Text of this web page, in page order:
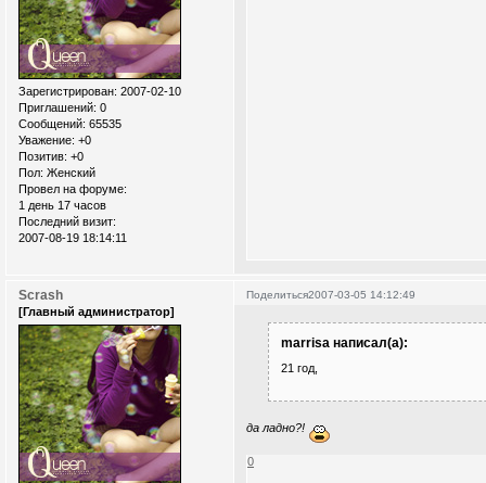
Зарегистрирован: 2007-02-10
Приглашений: 0
Сообщений: 65535
Уважение: +0
Позитив: +0
Пол: Женский
Провел на форуме:
1 день 17 часов
Последний визит:
2007-08-19 18:14:11
Поделиться2007-03-05 14:12:49
Scrash
[Главный администратор]
marrisa написал(а):
21 год,
да ладно?!
0